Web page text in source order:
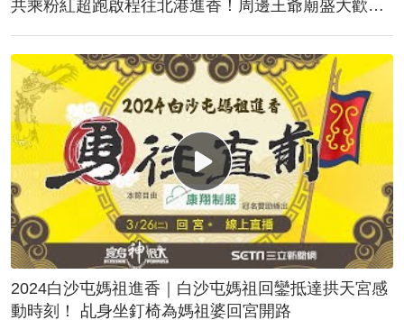
共乘粉紅超跑啟程往北港進香！周邊王爺廟盛大歡
2024白沙屯媽祖進香｜白沙屯媽祖回鑾抵達拱天宮感
動時刻！ 乩身坐釘椅為媽祖婆回宮開路